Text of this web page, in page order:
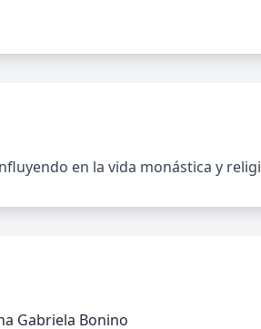
en la vida monástica y
Gabriela Bonino